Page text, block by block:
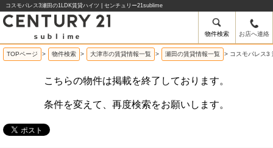
コスモパレス3瀬田の1LDK賃貸ハイツ | センチュリー21sublime
物件検索 お店へ連絡
TOPページ > 物件検索 > 大津市の賃貸情報一覧 > 瀬田の賃貸情報一覧 > コスモパレス3
こちらの物件は掲載を終了しております。
条件を変えて、再度検索をお願いします。